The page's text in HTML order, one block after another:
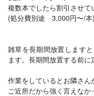
複数本でしたら割引させて
(処分費別途 3,000円〜/本)
雑草を長期間放置します
ます。長期間放置する前に
作業をしているとお隣さん
ご近所だから強く言えな